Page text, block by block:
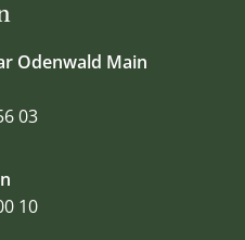
Odenwald Main
03
10